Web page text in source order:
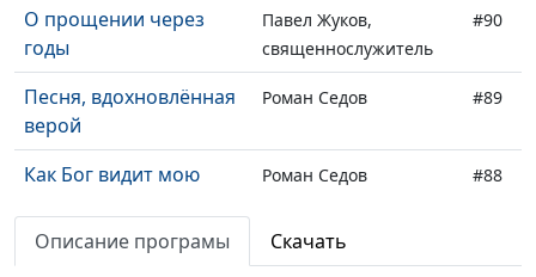
О прощении через
годы
Павел Жуков,
священнослужитель
#90
Песня, вдохновлённая
верой
Роман Седов #89
Как Бог видит мою
Роман Седов #88
Делать добро —
Роман Седов
Описание програмы Скачать